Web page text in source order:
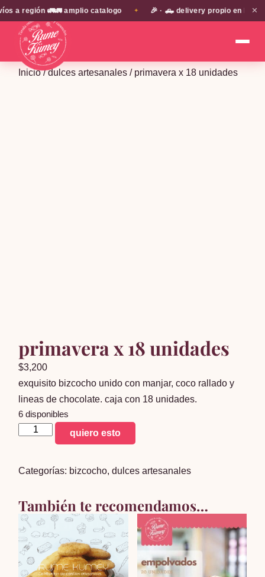
región 🚛🚛 amplio catalogo ✦ 🎉 · 🛻 delivery propio en EN ✕
Inicio/dulces artesanales / primavera x 18 unidades
primavera x 18 unidades
$3,200
exquisito bizcocho unido con manjar, coco rallado y
lineas de chocolate. caja con 18 unidades.
6 disponibles
primavera
unidades
quiero esto
Categorías: bizcocho,dulces artesanales
También te recomendamos…